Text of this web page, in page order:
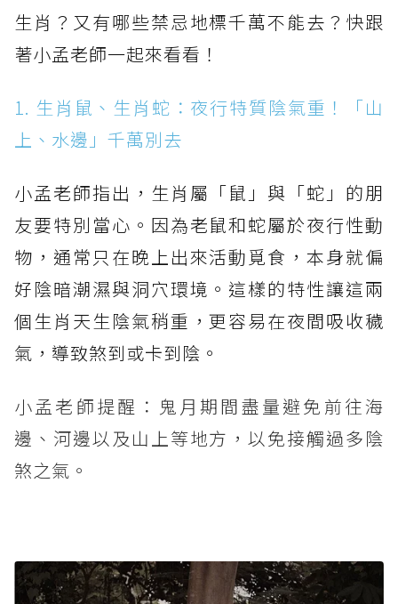
生肖？又有哪些禁忌地標千萬不能去？快跟
著小孟老師一起來看看！
1. 生肖鼠、生肖蛇：夜行特質陰氣重！「山
上、水邊」千萬別去
小孟老師指出，生肖屬「鼠」與「蛇」的朋
友要特別當心。因為老鼠和蛇屬於夜行性動
物，通常只在晚上出來活動覓食，本身就偏
好陰暗潮濕與洞穴環境。這樣的特性讓這兩
個生肖天生陰氣稍重，更容易在夜間吸收穢
氣，導致煞到或卡到陰。
小孟老師提醒：鬼月期間盡量避免前往海
邊、河邊以及山上等地方，以免接觸過多陰
煞之氣。